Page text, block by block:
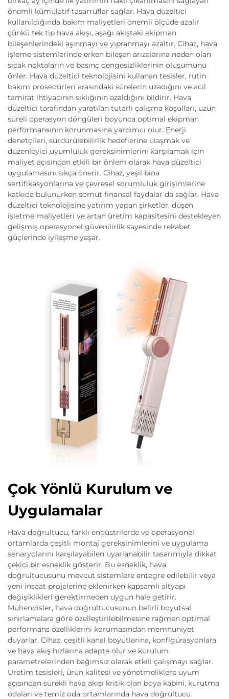
önemli kümülatif tasarruflar sağlar. Hava düzeltici
kullanıldığında bakım maliyetleri önemli ölçüde azalır
çünkü tek tip hava akışı, aşağı akıştaki ekipman
bileşenlerindeki aşınmayı ve yıpranmayı azaltır. Cihaz, hava
işleme sistemlerinde erken bileşen arızalarına neden olan
sıcak noktaların ve basınç dengesizliklerinin oluşumunu
önler. Hava düzeltici teknolojisini kullanan tesisler, rutin
bakım prosedürleri arasındaki sürelerin uzadığını ve acil
tamirat ihtiyacının sıklığının azaldığını bildirir. Hava
düzeltici tarafından yaratılan tutarlı çalışma koşulları, uzun
süreli operasyon döngüleri boyunca optimal ekipman
performansının korunmasına yardımcı olur. Enerji
denetçileri, sürdürülebilirlik hedeflerine ulaşmak ve
düzenleyici uyumluluk gereksinimlerini karşılamak için
maliyet açısından etkili bir önlem olarak hava düzeltici
uygulamasını sıkça önerir. Cihaz, yeşil bina
sertifikasyonlarına ve çevresel sorumluluk girişimlerine
katkıda bulunurken somut finansal faydalar da sağlar. Hava
düzeltici teknolojisine yatırım yapan şirketler, düşen
işletme maliyetleri ve artan üretim kapasitesini destekleyen
gelişmiş operasyonel güvenilirlik sayesinde rekabet
güçlerinde iyileşme yaşar.
Çok Yönlü Kurulum ve
Uygulamalar
Hava doğrultucu, farklı endüstrilerde ve operasyonel
ortamlarda çeşitli montaj gereksinimlerini ve uygulama
senaryolarını karşılayabilen uyarlanabilir tasarımıyla dikkat
çekici bir esneklik gösterir. Bu esneklik, hava
doğrultucusunu mevcut sistemlere entegre edilebilir veya
yeni inşaat projelerine eklenirken kapsamlı altyapı
değişiklikleri gerektirmeden uygun hale getirir.
Mühendisler, hava doğrultucusunun belirli boyutsal
sınırlamalara göre özelleştirilebilmesine rağmen optimal
performans özelliklerini korumasından memnuniyet
duyarlar. Cihaz, çeşitli kanal boyutlarına, konfigürasyonlara
ve hava akış hızlarına adapte olur ve kurulum
parametrelerinden bağımsız olarak etkili çalışmayı sağlar.
Üretim tesisleri, ürün kalitesi ve yönetmeliklere uyum
açısından sürekli hava akışı kritik olan boya kabini, kurutma
odaları ve temiz oda ortamlarında hava doğrultucu